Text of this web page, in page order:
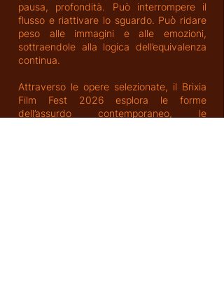
pausa, profondità. Può interrompere il
flusso e riattivare lo sguardo. Può ridare
peso alle immagini e alle emozioni,
sottraendole alla logica dell’equivalenza
continua.
Attraverso le opere selezionate, il Brixia
Film Fest 2026 esplora le forme
dell’assurdo contemporaneo, le